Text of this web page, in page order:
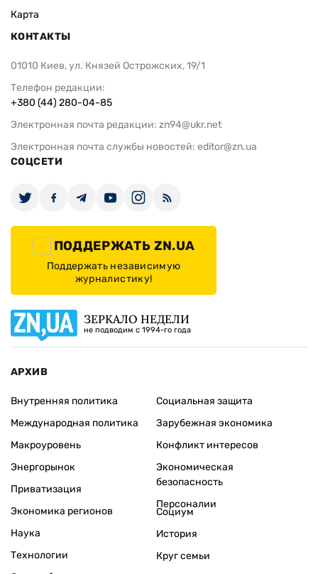
Карта
КОНТАКТЫ
01010 Киев, ул. Князей Острожских, 19/1
Телефон редакции:
+380 (44) 280-04-85
Электронная почта редакции: zn94@ukr.net
Электронная почта службы новостей: editor@zn.ua
СОЦСЕТИ
ПОДДЕРЖАТЬ ZN.UA
Поддержать независимую
журналистику!
ЗЕРКАЛО НЕДЕЛИ
не подводим с 1994-го года
АРХИВ
Внутренняя политика
Международная политика
Макроуровень
Энергорынок
Приватизация
Экономика регионов
Социальная защита
Зарубежная экономика
Конфликт интересов
Экономическая
безопасность
Персоналии
Наука
Технологии
Социум
История
Круг семьи